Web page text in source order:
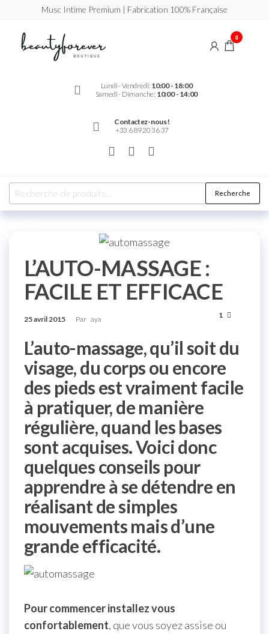
Musc Intime Premium | Fabrication 100% Française
Beautyforever
Lundi - Vendredi: 10:00 - 18:00
Samedi - Dimanche: 10:00 - 14:00
Contactez-nous !
+33 6 89 20 36 37
0
Recherche
L’AUTO-MASSAGE :
FACILE ET EFFICACE
25 avril 2015 Par aya 1
L’auto-massage, qu’il soit du
visage, du corps ou encore
des pieds est vraiment facile
à pratiquer, de manière
régulière, quand les bases
sont acquises. Voici donc
quelques conseils pour
apprendre à se détendre en
réalisant de simples
mouvements mais d’une
grande efficacité.
Pour commencer installez vous
confortablement, que vous soyez assise ou